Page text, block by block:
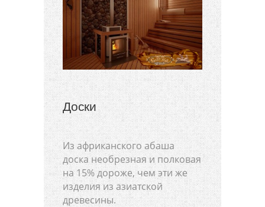
Доски
Из африканского абаша
доска необрезная и полковая
на 15% дороже, чем эти же
изделия из азиатской
древесины.